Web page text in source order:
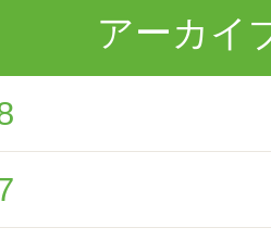
アーカイ